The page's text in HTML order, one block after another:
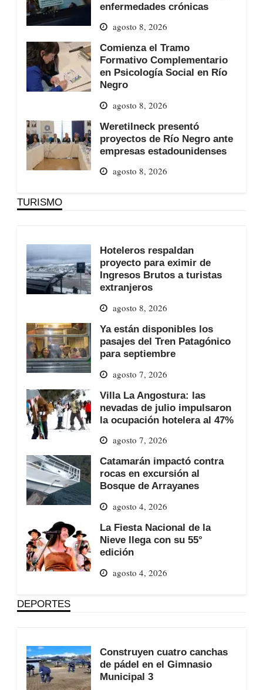
enfermedades crónicas
agosto 8, 2026
Comienza el Tramo
Formativo Complementario
en Psicología Social en Río
Negro
agosto 8, 2026
Weretilneck presentó
proyectos de Río Negro ante
empresas estadounidenses
agosto 8, 2026
TURISMO
Hoteleros respaldan
proyecto para eximir de
Ingresos Brutos a turistas
extranjeros
agosto 8, 2026
Ya están disponibles los
pasajes del Tren Patagónico
para septiembre
agosto 7, 2026
Villa La Angostura: las
nevadas de julio impulsaron
la ocupación hotelera al 47%
agosto 7, 2026
Catamarán impactó contra
rocas en excursión al
Bosque de Arrayanes
agosto 4, 2026
La Fiesta Nacional de la
Nieve llega con su 55°
edición
agosto 4, 2026
DEPORTES
Construyen cuatro canchas
de pádel en el Gimnasio
Municipal 3